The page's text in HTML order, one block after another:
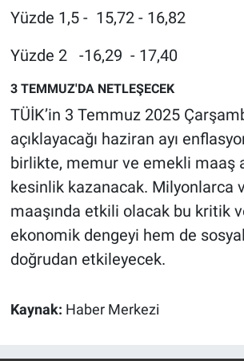
Yüzde 1,5 - 15,72 - 16,82
Yüzde 2 -16,29 - 17,40
3 TEMMUZ'DA NETLEŞECEK
TÜİK’in 3 Temmuz 2025
açıklayacağı haziran ayı
birlikte, memur ve emekli maaş
kesinlik kazanacak. Milyonlarca
maaşında etkili olacak bu kritik
ekonomik dengeyi hem de
doğrudan etkileyecek.
Kaynak: Haber Merkezi